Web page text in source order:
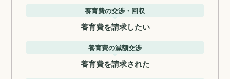
養育費の交渉・回収
養育費を請求したい
養育費の減額交渉
養育費を請求された